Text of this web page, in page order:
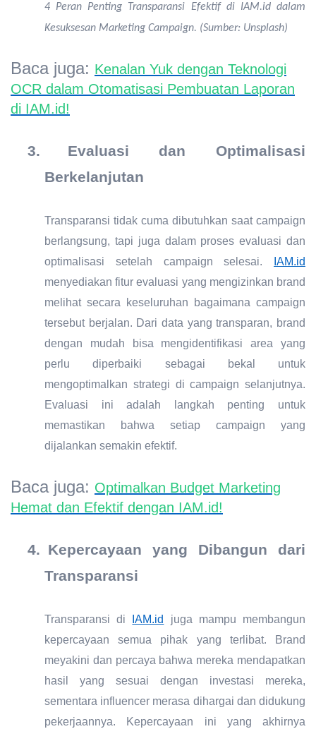
4 Peran Penting Transparansi Efektif di IAM.id dalam
Kesuksesan Marketing Campaign. (Sumber: Unsplash)
Baca juga: Kenalan Yuk dengan Teknologi
OCR dalam Otomatisasi Pembuatan Laporan
di IAM.id!
3.
Evaluasi dan Optimalisasi
Berkelanjutan
Transparansi tidak cuma dibutuhkan saat campaign
berlangsung, tapi juga dalam proses evaluasi dan
optimalisasi setelah campaign selesai.
IAM.id
menyediakan fitur evaluasi yang mengizinkan brand
melihat secara keseluruhan bagaimana campaign
tersebut berjalan. Dari data yang transparan, brand
dengan mudah bisa mengidentifikasi area yang
perlu diperbaiki sebagai bekal untuk
mengoptimalkan strategi di campaign selanjutnya.
Evaluasi ini adalah langkah penting untuk
memastikan bahwa setiap campaign yang
dijalankan semakin efektif.
Baca juga: Optimalkan Budget Marketing
Hemat dan Efektif dengan IAM.id!
4. Kepercayaan yang Dibangun dari
Transparansi
Transparansi di IAM.id
juga mampu membangun
kepercayaan semua pihak yang terlibat. Brand
meyakini dan percaya bahwa mereka mendapatkan
hasil yang sesuai dengan investasi mereka,
sementara influencer merasa dihargai dan didukung
pekerjaannya. Kepercayaan ini yang akhirnya